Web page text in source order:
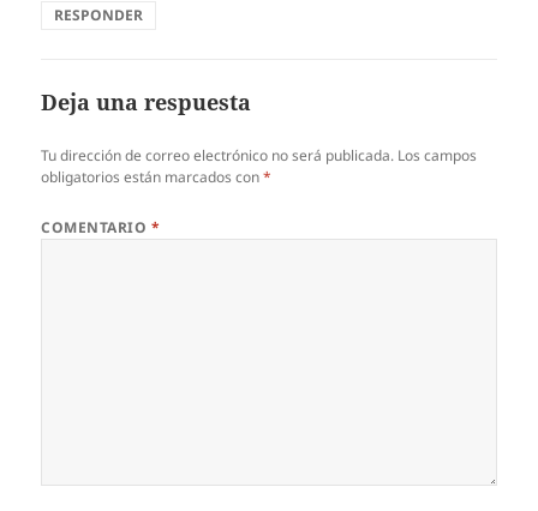
RESPONDER
Deja una respuesta
Tu dirección de correo electrónico no será publicada. Los campos
obligatorios están marcados con*
COMENTARIO *